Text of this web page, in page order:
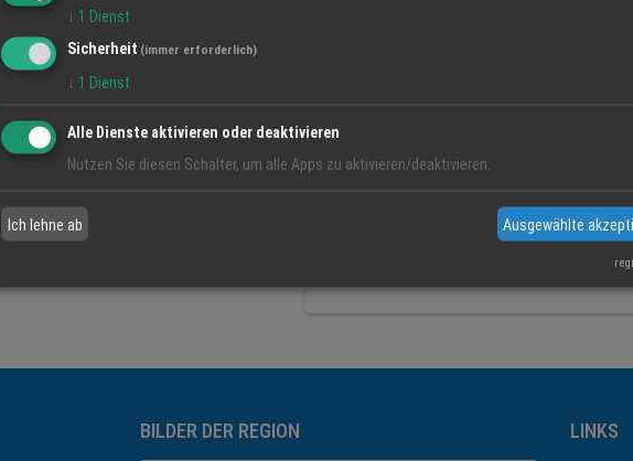
BDS Gewerbeverband
Übergreifendes Netzwerk für
und freie Berufe. Der Bund der
brachenübergreifende und
mittlere Unternehmen. Der Ortsverband
hat 60 Mitglieder. Seine umfangreichen
bilden ein solides Fundament für die
Unternehmertums des 21. Jahrhunderts.
BILDER DER REGION LINKS
↓ 1 Dienst
Sicherheit (immer erforderlich)
↓ 1 Dienst
Alle Dienste aktivieren oder deaktivieren
Nutzen Sie diesen Schalter, um alle Apps zu aktivieren/deaktivieren.
Ich lehne ab Ausgewählte